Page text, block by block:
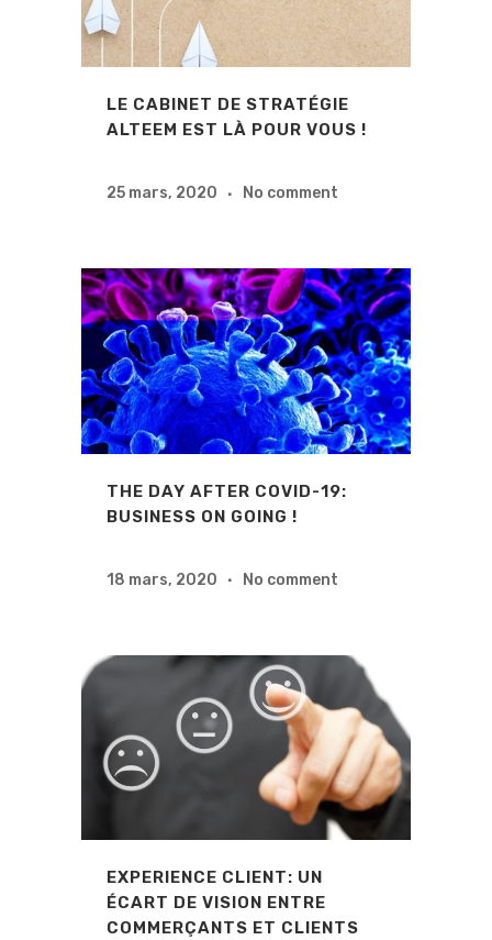
LE CABINET DE STRATÉGIE
ALTEEM EST LÀ POUR VOUS !
25 mars, 2020 No comment
THE DAY AFTER COVID-19:
BUSINESS ON GOING !
18 mars, 2020 No comment
EXPERIENCE CLIENT: UN
ÉCART DE VISION ENTRE
COMMERÇANTS ET CLIENTS